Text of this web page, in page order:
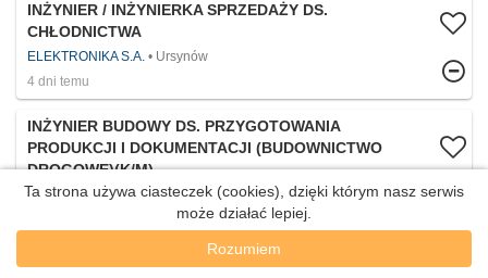
INŻYNIER / INŻYNIERKA SPRZEDAŻY DS.
CHŁODNICTWA
ELEKTRONIKA S.A.
Ursynów
4 dni temu
INŻYNIER BUDOWY DS. PRZYGOTOWANIA
PRODUKCJI I DOKUMENTACJI (BUDOWNICTWO
DROGOWE)(K/M)
4 EFFECT CONSULTING
i okolice (do 30km)
INŻYNIER UTRZYMANIA RUCHU (K/M)
Ta strona używa ciasteczek (cookies), dzięki którym nasz serwis
może działać lepiej.
Rozumiem